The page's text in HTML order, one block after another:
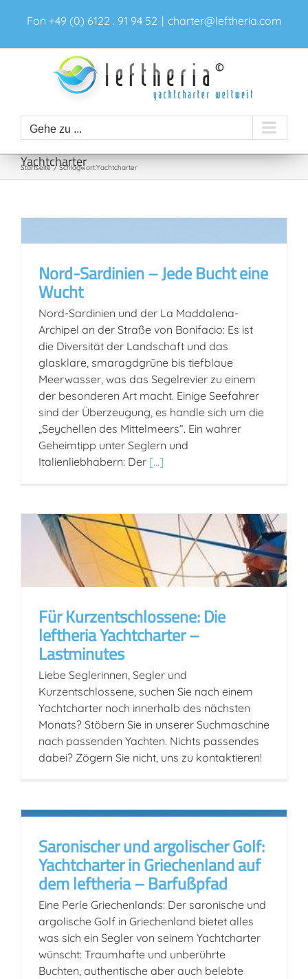
Fon +49 (0) 6122 . 91 94 52 | charter@leftheria.com
Gehe zu ...
Yachtcharter
Startseite Schlagwort:Yachtcharter
Nord-Sardinien – Jede Bucht eine
Wucht
Nord-Sardinien und der La Maddalena-
Archipel an der Straße von Bonifacio: Es ist
die Diversität der Landschaft und das
glasklare, smaragdgrüne bis tiefblaue
Meerwasser, was das Segelrevier zu einem
der besonderen Art macht. Einige Seefahrer
sind der Überzeugung, es handle sich um die
„Seychellen des Mittelmeers“. Ein wahrer
Geheimtipp unter Seglern und
Italienliebhabern: Der [...]
Für Kurzentschlossene: Die
leftheria Yachtcharter –
Lastminutes
Liebe Seglerinnen, Segler und
Kurzentschlossene, suchen Sie nach einem
Yachtcharter noch innerhalb des nächsten
Monats? Stöbern Sie in unserer Suchmaschine
nach passenden Yachten. Nichts passendes
dabei? Zögern Sie nicht, uns zu kontaktieren!
Saronischer und argolischer Golf:
Yachtcharter in Griechenland auf
dem leftheria – Barfußpfad
Eine Perle Griechenlands: Der saronische und
argolische Golf in Griechenland bietet alles
was sich ein Segler von seinem Yachtcharter
wünscht: Traumhafte und unberührte
Buchten, authentische aber auch belebte